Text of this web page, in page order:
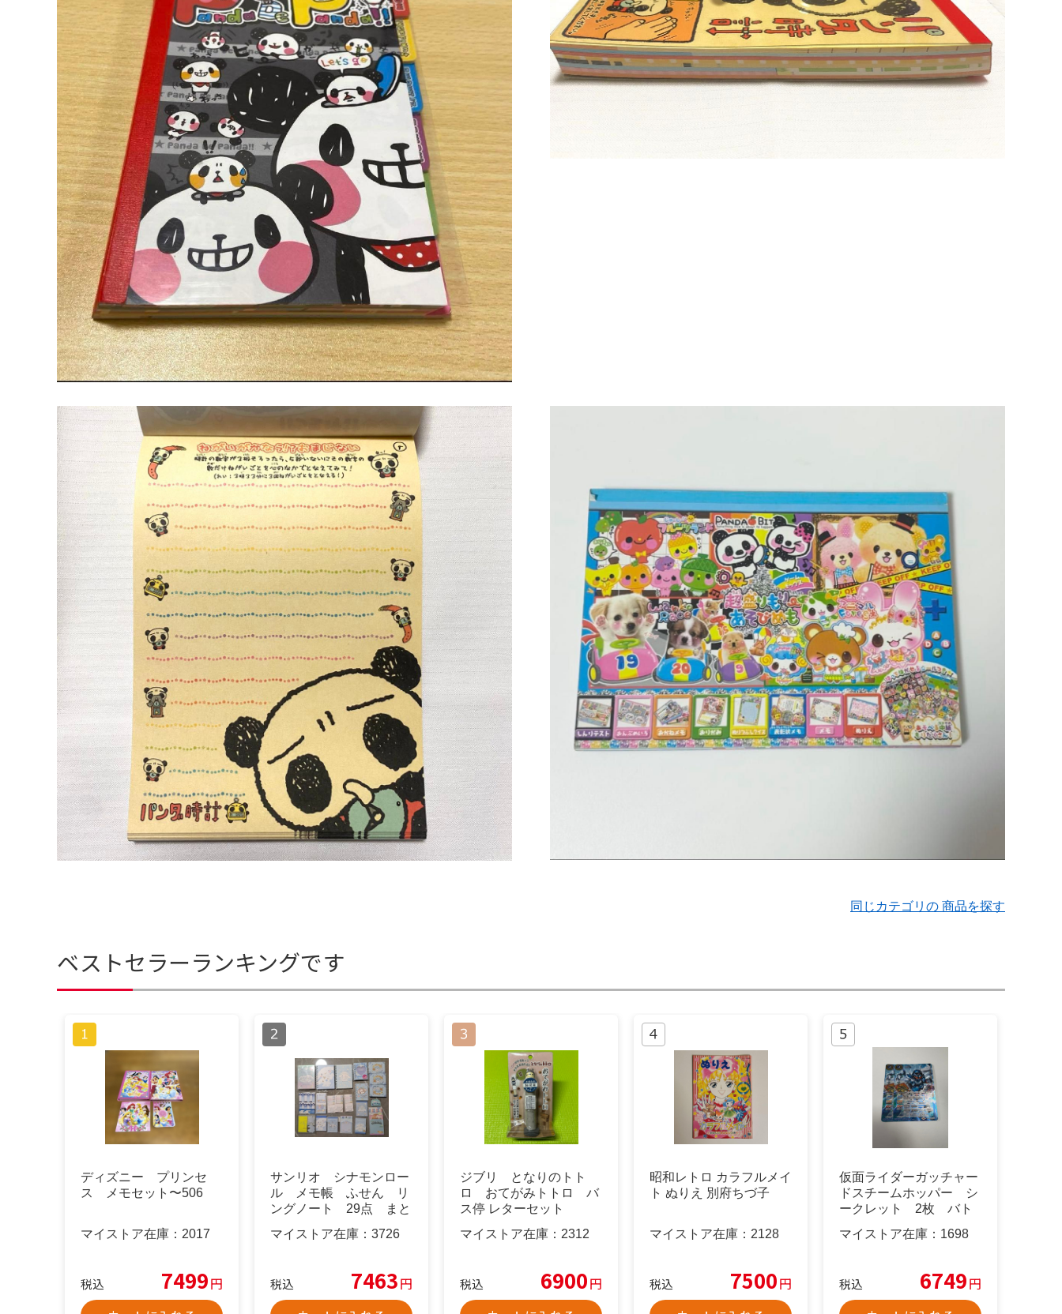
同じカテゴリの 商品を探す
ベストセラーランキングです
ディズニー プリンセ
ス メモセット〜506
マイストア在庫： 2017
税込 7499円
サンリオ シナモンロー
ル メモ帳 ふせん リ
ングノート 29点 まと
マイストア在庫： 3726
税込 7463円
ジブリ となりのトト
ロ おてがみトトロ バ
ス停 レターセット
マイストア在庫： 2312
税込 6900円
昭和レトロ カラフルメイ
ト ぬりえ 別府ちづ子
マイストア在庫： 2128
税込 7500円
仮面ライダーガッチャー
ドスチームホッパー シ
ークレット 2枚 バト
マイストア在庫： 1698
税込 6749円